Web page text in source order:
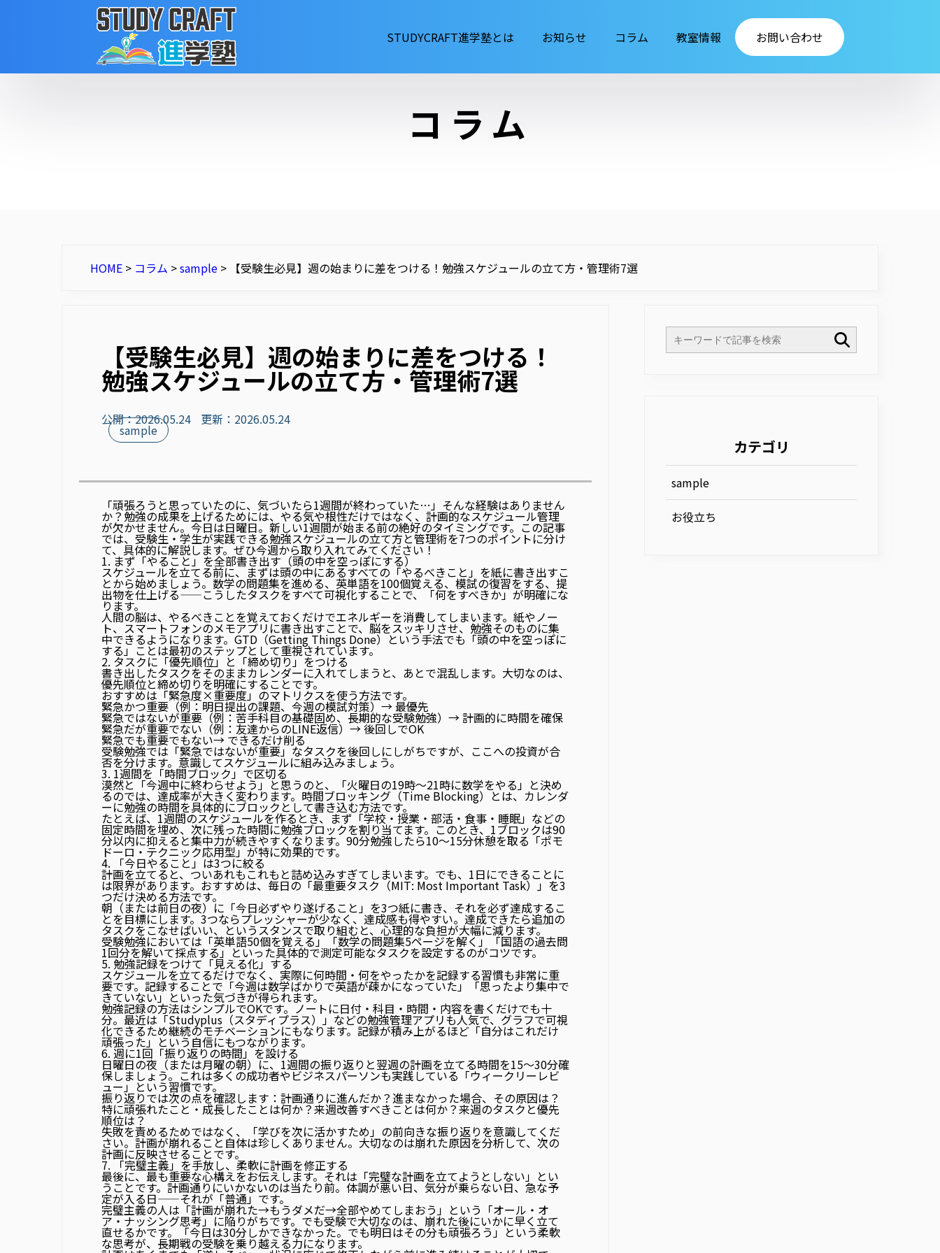
STUDYCRAFT進学塾とは お知らせ コラム 教室情報 お問い合わせ
コラム
HOME > コラム >sample > 【受験生必見】週の始まりに差をつける！勉強スケジュールの立て方・管理術7選
【受験生必見】週の始まりに差をつける！
勉強スケジュールの立て方・管理術7選
公開：2026.05.24 更新：2026.05.24
sample
「頑張ろうと思っていたのに、気づいたら1週間が終わっていた…」そんな経験はありません
か？勉強の成果を上げるためには、やる気や根性だけではなく、 計画的なスケジュール管理
が欠かせません。今日は日曜日。新しい1週間が始まる前の絶好のタイミングです。この記事
では、受験生・学生が実践できる勉強スケジュールの立て方と管理術を7つのポイントに分け
て、具体的に解説します。ぜひ今週から取り入れてみてください！
1. まず「やること」を全部書き出す（頭の中を空っぽにする）
スケジュールを立てる前に、まずは頭の中にあるすべての「やるべきこと」を紙に書き出すこ
とから始めましょう。数学の問題集を進める、英単語を100個覚える、模試の復習をする、提
出物を仕上げる——こうしたタスクをすべて可視化することで、「何をすべきか」が明確にな
ります。
人間の脳は、やるべきことを覚えておくだけでエネルギーを消費してしまいます。紙やノー
ト、スマートフォンのメモアプリに書き出すことで、脳をスッキリさせ、勉強そのものに集
中できるようになります。GTD（Getting Things Done）という手法でも「頭の中を空っぽに
する」ことは最初のステップとして重視されています。
2. タスクに「優先順位」と「締め切り」をつける
書き出したタスクをそのままカレンダーに入れてしまうと、あとで混乱します。大切なのは、
優先順位と締め切りを明確にすることです。
おすすめは「緊急度×重要度」のマトリクスを使う方法です。
緊急かつ重要（例：明日提出の課題、今週の模試対策）→ 最優先
緊急ではないが重要 （例：苦手科目の基礎固め、長期的な受験勉強）→ 計画的に時間を確保
緊急だが重要でない （例：友達からのLINE返信）→ 後回しでOK
緊急でも重要でもない→ できるだけ削る
受験勉強では「緊急ではないが重要」なタスクを後回しにしがちですが、ここへの投資が合
否を分けます。意識してスケジュールに組み込みましょう。
3. 1週間を「時間ブロック」で区切る
漠然と「今週中に終わらせよう」と思うのと、「火曜日の19時〜21時に数学をやる」と決め
るのでは、達成率が大きく変わります。 時間ブロッキング（Time Blocking）とは、カレンダ
ーに勉強の時間を具体的にブロックとして書き込む方法です。
たとえば、1週間のスケジュールを作るとき、まず「学校・授業・部活・食事・睡眠」などの
固定時間を埋め、次に残った時間に勉強ブロックを割り当てます。このとき、 1ブロックは90
分以内に抑えると集中力が続きやすくなります。90分勉強したら10〜15分休憩を取る「ポモ
ドーロ・テクニック応用型」が特に効果的です。
4. 「今日やること」は3つに絞る
計画を立てると、ついあれもこれもと詰め込みすぎてしまいます。でも、1日にできることに
は限界があります。おすすめは、 毎日の「最重要タスク（MIT: Most Important Task）」を3
つだけ決める方法です。
朝（または前日の夜）に「今日必ずやり遂げること」を3つ紙に書き、それを必ず達成するこ
とを目標にします。3つならプレッシャーが少なく、達成感も得やすい。達成できたら追加の
タスクをこなせばいい、というスタンスで取り組むと、心理的な負担が大幅に減ります。
受験勉強においては「英単語50個を覚える」「数学の問題集5ページを解く」「国語の過去問
1回分を解いて採点する」といった具体的で測定可能なタスクを設定するのがコツです。
5. 勉強記録をつけて「見える化」する
スケジュールを立てるだけでなく、 実際に何時間・何をやったかを記録する習慣も非常に重
要です。記録することで「今週は数学ばかりで英語が疎かになっていた」「思ったより集中で
きていない」といった気づきが得られます。
勉強記録の方法はシンプルでOKです。ノートに日付・科目・時間・内容を書くだけでも十
分。最近は「Studyplus（スタディプラス）」などの勉強管理アプリも人気で、グラフで可視
化できるため継続のモチベーションにもなります。記録が積み上がるほど「自分はこれだけ
頑張った」という自信にもつながります。
6. 週に1回「振り返りの時間」を設ける
日曜日の夜（または月曜の朝）に、 1週間の振り返りと翌週の計画を立てる時間を15〜30分確
保しましょう。これは多くの成功者やビジネスパーソンも実践している「ウィークリーレビ
ュー」という習慣です。
振り返りでは次の点を確認します：計画通りに進んだか？進まなかった場合、その原因は？
特に頑張れたこと・成長したことは何か？来週改善すべきことは何か？来週のタスクと優先
順位は？
失敗を責めるためではなく、 「学びを次に活かすため」の前向きな振り返りを意識してくだ
さい。計画が崩れること自体は珍しくありません。大切なのは崩れた原因を分析して、次の
計画に反映させることです。
7. 「完璧主義」を手放し、柔軟に計画を修正する
最後に、最も重要な心構えをお伝えします。それは 「完璧な計画を立てようとしない」 とい
うことです。計画通りにいかないのは当たり前。体調が悪い日、気分が乗らない日、急な予
定が入る日——それが「普通」です。
完璧主義の人は「計画が崩れた→もうダメだ→全部やめてしまおう」という「オール・オ
ア・ナッシング思考」に陥りがちです。でも受験で大切なのは、崩れた後にいかに早く立て
直せるかです。「今日は30分しかできなかった。でも明日はその分も頑張ろう」という柔軟
な思考が、長期戦の受験を乗り越える力になります。
カテゴリ
sample
お役立ち